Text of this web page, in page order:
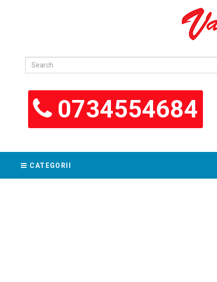
0734554684
CATEGORII